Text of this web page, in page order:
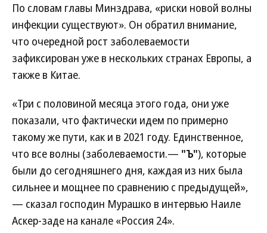
По словам главы Минздрава, «риски новой волны
инфекции существуют». Он обратил внимание,
что очередной рост заболеваемости
зафиксирован уже в нескольких странах Европы, а
также в Китае.
«Три с половиной месяца этого года, они уже
показали, что фактически идем по примерно
такому же пути, как и в 2021 году. Единственное,
что все волны (заболеваемости.— "Ъ"), которые
были до сегодняшнего дня, каждая из них была
сильнее и мощнее по сравнению с предыдущей»,
— сказал господин Мурашко в интервью Наиле
Аскер-заде на канале «Россия 24».